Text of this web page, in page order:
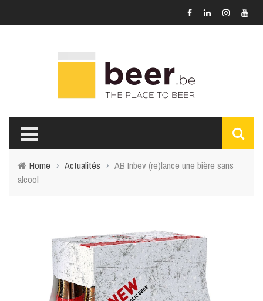
Home › Actualités › AB Inbev (re)lance une bière sans
alcool